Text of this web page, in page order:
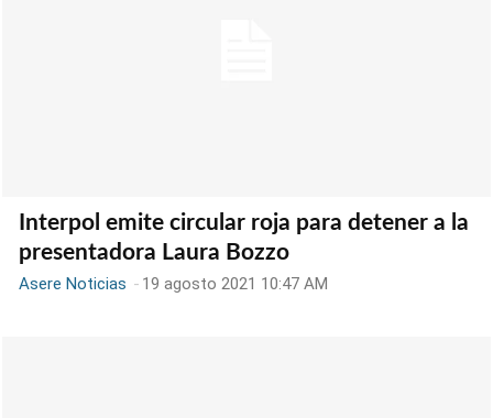
Interpol emite circular roja para detener a la
presentadora Laura Bozzo
Asere Noticias - 19 agosto 2021 10:47 AM